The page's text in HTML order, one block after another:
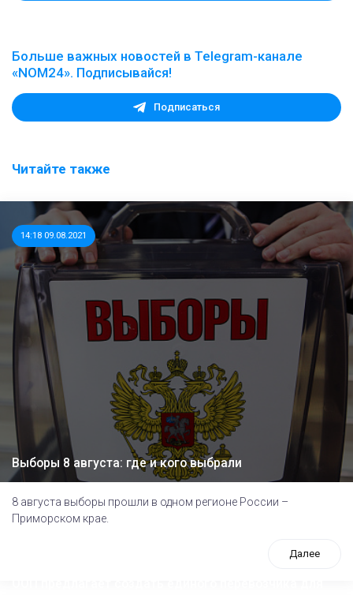
Больше важных новостей в Telegram-канале
«NOM24». Подписывайся!
Подписаться
Читайте также
14:18 09.08.2021
Выборы 8 августа: где и кого выбрали
8 августа выборы прошли в одном регионе России –
Приморском крае.
Далее